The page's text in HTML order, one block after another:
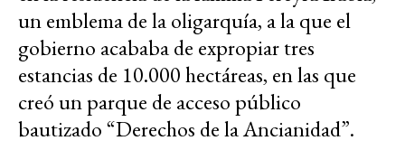
un emblema de la oligarquía, a la que el
gobierno acababa de expropiar tres
estancias de 10.000 hectáreas, en las que
creó un parque de acceso público
bautizado “Derechos de la Ancianidad”.